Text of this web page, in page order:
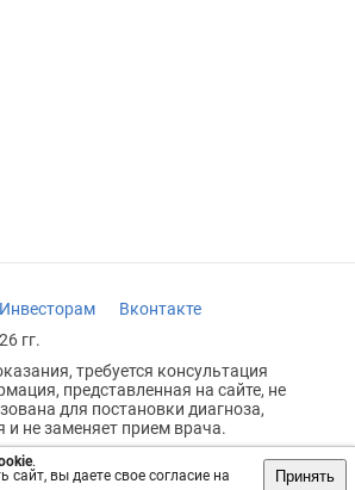
.
сайт, вы даете свое согласие на
Принять
Инвесторам
Вконтакте
гг.
требуется консультация
представленная на сайте, не
для постановки диагноза,
и не заменяет прием врача.
18+